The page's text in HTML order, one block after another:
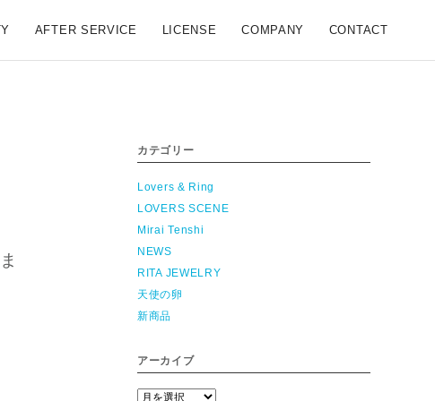
AFTER SERVICE LICENSE COMPANY CONTACT
カテゴリー
Lovers & Ring
LOVERS SCENE
Mirai Tenshi
NEWS
RITA JEWELRY
天使の卵
新商品
アーカイブ